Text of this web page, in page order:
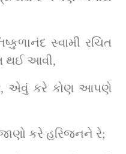
થઈ આવી,
એવું કરે કોણ આપણે
કરે હરિજનને રે;